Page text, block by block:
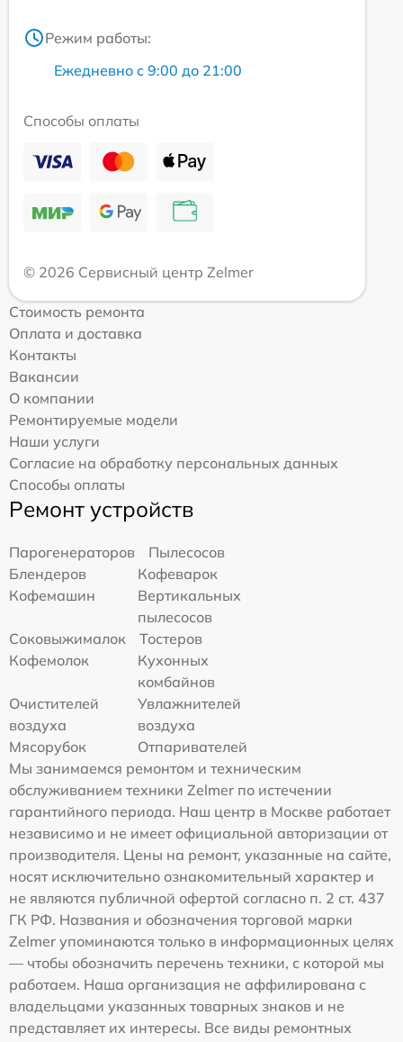
Режим работы:
Ежедневно с 9:00 до 21:00
Способы оплаты
© 2026 Сервисный центр Zelmer
Стоимость ремонта
Оплата и доставка
Контакты
Вакансии
О компании
Ремонтируемые модели
Наши услуги
Согласие на обработку персональных данных
Способы оплаты
Ремонт устройств
Парогенераторов
Пылесосов
Блендеров
Кофеварок
Кофемашин
Вертикальных
пылесосов
Соковыжималок
Тостеров
Кофемолок
Кухонных
комбайнов
Очистителей
воздуха
Увлажнителей
воздуха
Мясорубок
Отпаривателей
Мы занимаемся ремонтом и техническим
обслуживанием техники Zelmer по истечении
гарантийного периода. Наш центр в Москве работает
независимо и не имеет официальной авторизации от
производителя. Цены на ремонт, указанные на сайте,
носят исключительно ознакомительный характер и
не являются публичной офертой согласно п. 2 ст. 437
ГК РФ. Названия и обозначения торговой марки
Zelmer упоминаются только в информационных целях
— чтобы обозначить перечень техники, с которой мы
работаем. Наша организация не аффилирована с
владельцами указанных товарных знаков и не
представляет их интересы. Все виды ремонтных